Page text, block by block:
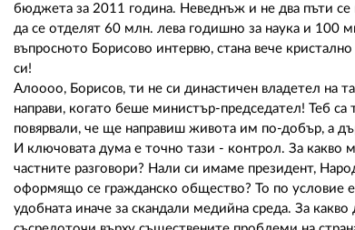
бюджета за 2011 година. Неведнъж и не два пъти се
да се отделят 60 млн. лева годишно за наука и 100
въпросното Борисово интервю, стана вече
си!
Алоооо, Борисов, ти не си династичен владетел на
направи, когато беше министър-председател! Теб
повярвали, че ще направиш живота им по-добър, а
И ключовата дума е точно тази - контрол. За какво
частните разговори? Нали си имаме президент,
оформящо се гражданско общество? То по условие
удобната иначе за скандали медийна среда. За